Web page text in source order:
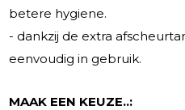
betere hygiene.
- dankzij de extra
eenvoudig in gebruik.
MAAK EEN KEUZE..: